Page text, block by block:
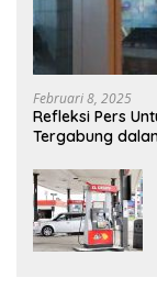
Februari 8, 2025
Refleksi Pers
Tergabung